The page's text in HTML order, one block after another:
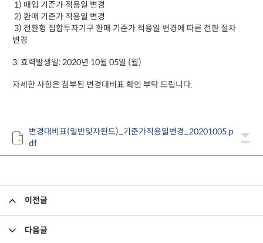
1) 매입 기준가 적용일 변경
2) 환매 기준가 적용일 변경
3) 전환형 집합투자기구 환매 기준가 적용일 변경에 따른 전환 절차
변경
3. 효력발생일: 2020년 10월 05일 (월)
자세한 사항은 첨부된 변경대비표 확인 부탁 드립니다.
변경대비표(일반및자펀드)_기준가적용일변경_20201005.p
df
이전글
다음글